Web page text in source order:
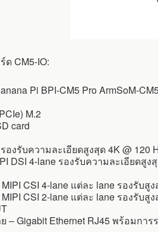
CM5-IO:
Pi BPI-CM5 Pro ArmSoM-
M.2
card
องรับความละเอียดสูงสุด 4K @ 120
DSI 4-lane รองรับความละเอียดสูง
CSI 4-lane แต่ละ lane รองรับสู
CSI 2-lane แต่ละ lane รองรับสู
– Gigabit Ethernet RJ45 พร้อมการ